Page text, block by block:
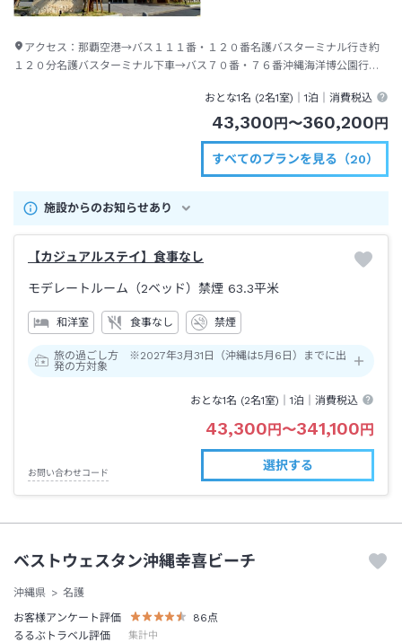
アクセス： 那覇空港→バス１１１番・１２０番名護バスターミナル行き約
１２０分名護バスターミナル下車→バス７０番・７６番沖縄海洋博公園行き
おとな1名 (2名1室)｜1泊 ｜消費税込
43,300円〜360,200円
すべてのプランを見る（20）
施設からのお知らせあり
【カジュアルステイ】食事なし
モデレートルーム（2ベッド）禁煙 63.3平米
和洋室 食事なし 禁煙
旅の過ごし方 ※2027年3月31日（沖縄は5月6日）までに出
発の方対象
おとな1名 (2名1室)｜1泊 ｜消費税込
43,300円〜341,100円
お問い合わせコード
選択する
ベストウェスタン沖縄幸喜ビーチ
沖縄県
名護
お客様アンケート評価
86点
るるぶトラベル評価
集計中